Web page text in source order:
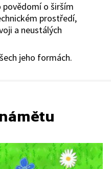
o širším
prostředí,
a neustálých
jeho formách.